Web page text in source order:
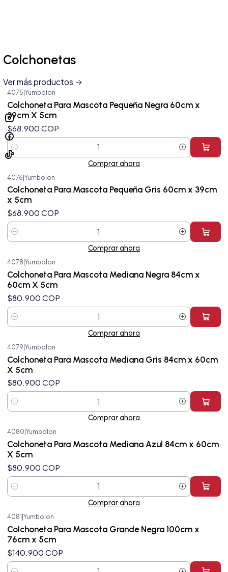
Colchonetas
Ver más productos
4075 Yumbolon
Colchoneta Para Mascota Pequeña Negra 60cm x
39cm X 5cm
$68.900 COP
Cantidad
Comprar ahora
4076|Yumbolon
Colchoneta Para Mascota Pequeña Gris 60cm x 39cm
x 5cm
$68.900 COP
Cantidad
Comprar ahora
4078 Yumbolon
Colchoneta Para Mascota Mediana Negra 84cm x
60cm X 5cm
$80.900 COP
Cantidad
Comprar ahora
4079 Yumbolon
Colchoneta Para Mascota Mediana Gris 84cm x 60cm
X 5cm
$80.900 COP
Cantidad
Comprar ahora
4080 Yumbolon
Colchoneta Para Mascota Mediana Azul 84cm x 60cm
X 5cm
$80.900 COP
Cantidad
Comprar ahora
4081 Yumbolon
Colchoneta Para Mascota Grande Negra 100cm x
76cm x 5cm
$140.900 COP